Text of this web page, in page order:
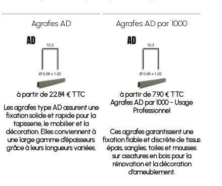
Agrafes AD
à partir de 22.84 € TTC
Les agrafes type AD assurent une
fixation solide et rapide pour la
tapisserie, le mobilier et la
décoration. Elles conviennent à
une large gamme d’épaisseurs
grâce à leurs longueurs variées.
Agrafes AD par 1000
à partir de 7.90 € TTC
Agrafes AD par 1000 - Usage
Professionnel
Ces agrafes garantissent une
fixation fiable et discrète de tissus
épais, sangles, toiles et mousses
sur ossatures en bois pour la
rénovation et la décoration
d’ameublement.